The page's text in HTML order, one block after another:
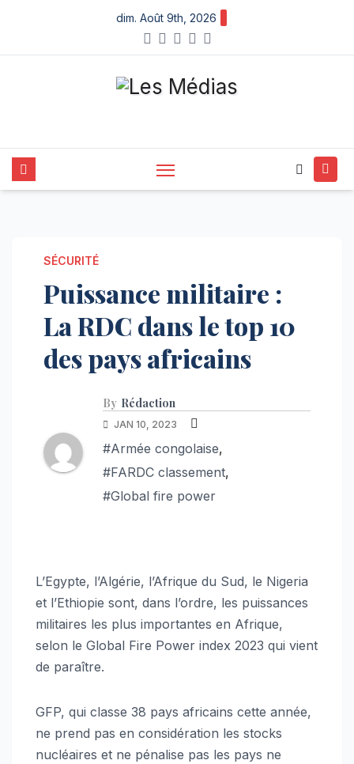
content
dim. Août 9th, 2026
SÉCURITÉ
Puissance militaire :
La RDC dans le top 10
des pays africains
By Rédaction
JAN 10, 2023
#Armée congolaise,
#FARDC classement,
#Global fire power
L’Egypte, l’Algérie, l’Afrique du Sud, le Nigeria
et l’Ethiopie sont, dans l’ordre, les puissances
militaires les plus importantes en Afrique,
selon le Global Fire Power index 2023 qui vient
de paraître.
GFP, qui classe 38 pays africains cette année,
ne prend pas en considération les stocks
nucléaires et ne pénalise pas les pays ne